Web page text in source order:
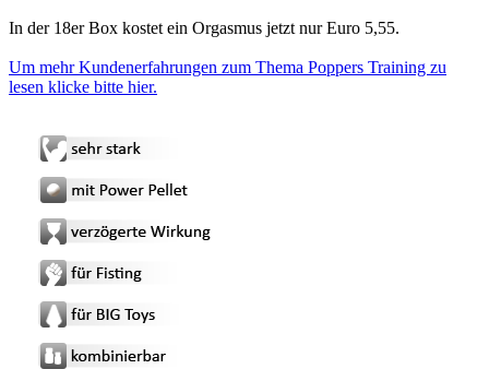
In der 18er Box kostet ein Orgasmus jetzt nur Euro 5,55.
Um mehr Kundenerfahrungen zum Thema Poppers Training zu
lesen klicke bitte hier.